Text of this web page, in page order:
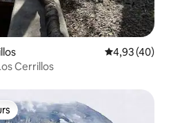
Évaluation
4,93 (40)
Cerrillos
les plus appréciés